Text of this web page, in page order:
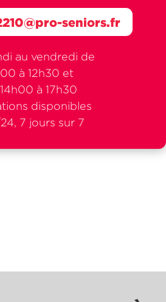
au vendredi de
à 12h30 et
à 17h30
disponibles
7 jours sur 7
seniors.fr